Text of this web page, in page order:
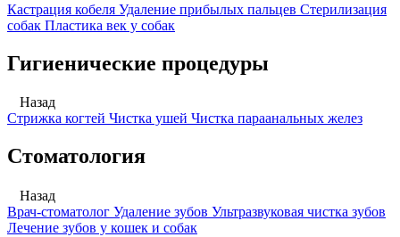
Кастрация кобеля Удаление прибылых пальцев Стерилизация
собак Пластика век у собак
Гигиенические процедуры
Назад
Стрижка когтей Чистка ушей Чистка параанальных желез
Стоматология
Назад
Врач-стоматолог Удаление зубов Ультразвуковая чистка зубов
Лечение зубов у кошек и собак